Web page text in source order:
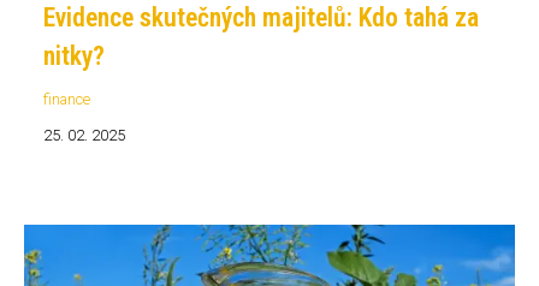
Evidence skutečných majitelů: Kdo tahá za
nitky?
finance
25. 02. 2025